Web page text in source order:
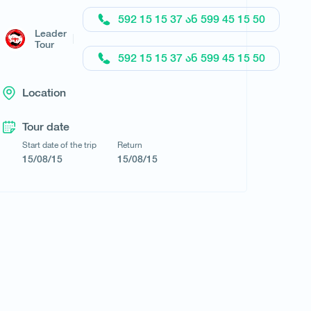
Request a tour
Leader
Tour
592 15 15 37 ან 599 45 15 50
592 15 15 37 ან 599 45 15 50
Location
Tour date
Start date of the trip
15/08/15
Return
15/08/15